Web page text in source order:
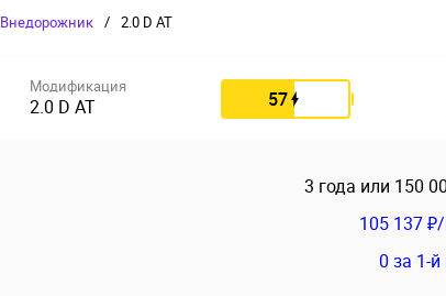
Внедорожник / 2.0 D AT
Модификация
2.0 D AT 57
3 года или 150
105 137
0 за 1-й